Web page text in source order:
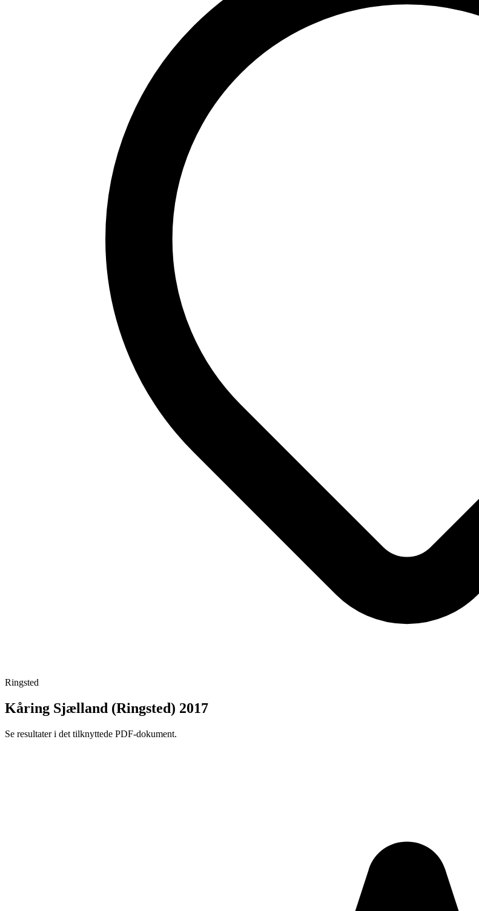
Ringsted
Kåring Sjælland (Ringsted) 2017
Se resultater i det tilknyttede PDF-dokument.